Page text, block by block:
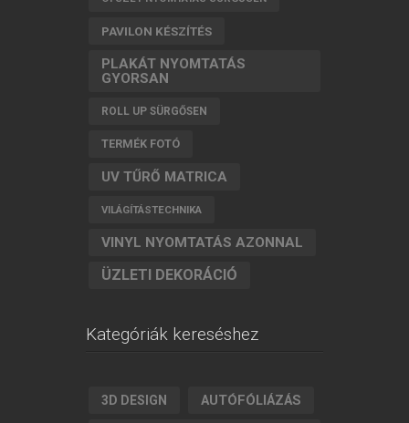
PAVILON KÉSZÍTÉS
PLAKÁT NYOMTATÁS
GYORSAN
ROLL UP SÜRGŐSEN
TERMÉK FOTÓ
UV TŰRŐ MATRICA
VILÁGÍTÁSTECHNIKA
VINYL NYOMTATÁS AZONNAL
ÜZLETI DEKORÁCIÓ
Kategóriák kereséshez
3D DESIGN AUTÓFÓLIÁZÁS